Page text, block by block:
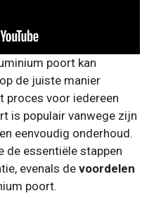
poort kan
de juiste manier
proces voor iedereen
is populair vanwege zijn
eenvoudig onderhoud.
de essentiële stappen
evenals de voordelen
poort.